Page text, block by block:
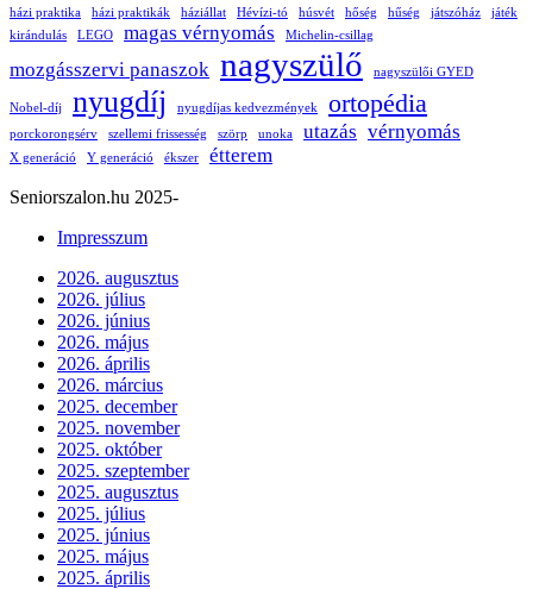
házi praktika
házi praktikák háziállat Hévízi-tó húsvét hőség hűség játszóház
játék
kirándulás
LEGO magas vérnyomás Michelin-csillag
mozgásszervi panaszok nagyszülő nagyszülői GYED
Nobel-díj nyugdíj nyugdíjas kedvezmények ortopédia
porckorongsérv szellemi frissesség szörp unoka utazás vérnyomás
X generáció Y generáció ékszer étterem
Seniorszalon.hu 2025-
Impresszum
2026. augusztus
2026. július
2026. június
2026. május
2026. április
2026. március
2025. december
2025. november
2025. október
2025. szeptember
2025. augusztus
2025. július
2025. június
2025. május
2025. április